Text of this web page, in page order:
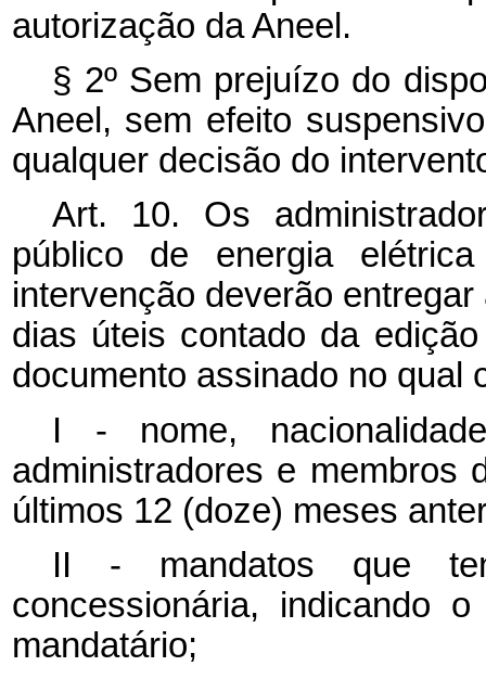
autorização da Aneel.
§ 2º Sem prejuízo do
Aneel, sem efeito
qualquer decisão do
Art. 10. Os
público de energia
intervenção deverão
dias úteis contado da
documento assinado no qual
I - nome,
administradores e membros
últimos 12 (doze) meses
II - mandatos que
concessionária, indicando
mandatário;